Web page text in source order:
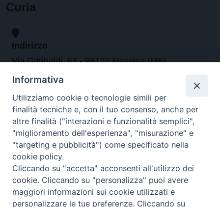
Curia
Indirizzo
Via Garibaldi, 67 - 98122 Messina (ME)
Orari
da lunedi al venerdi dalle ore 9.30 alle 12.30
Contatti
Tel. 090.6684111 - Fax. 090.6684206
arcivescovo.messina@tin.it
Informativa
Utilizziamo cookie o tecnologie simili per
finalità tecniche e, con il tuo consenso, anche per
altre finalità ("interazioni e funzionalità semplici",
"miglioramento dell'esperienza", "misurazione" e
"targeting e pubblicità") come specificato nella
cookie policy.
Cliccando su "accetta" acconsenti all'utilizzo dei
cookie. Cliccando su "personalizza" puoi avere
maggiori informazioni sui cookie utilizzati e
personalizzare le tue preferenze. Cliccando su